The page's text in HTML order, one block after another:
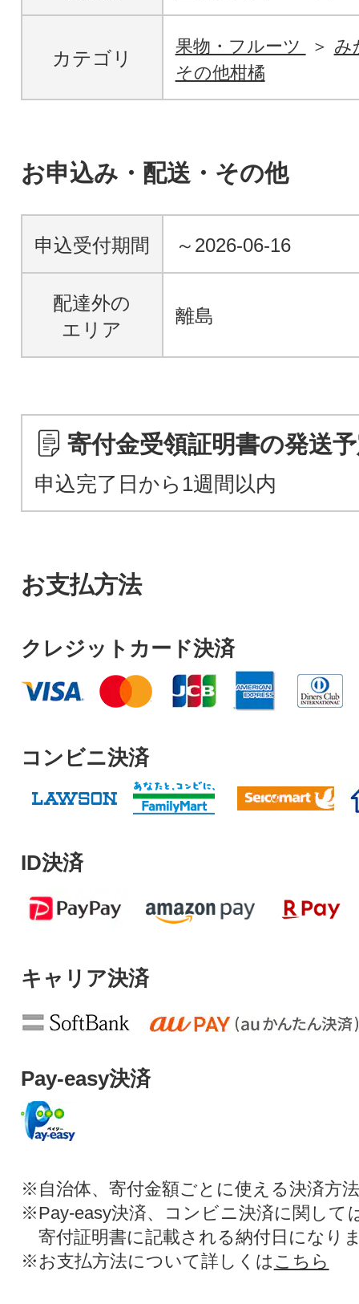
カテゴリ
果物・フルーツ
み
その他柑橘
お申込み・配送・その他
申込受付期間 ～2026-06-16
配達外の
エリア
離島
寄付金受領証明書の発送
申込完了日から1週間以内
お支払方法
クレジットカード決済
コンビニ決済
ID決済
キャリア決済
Pay-easy決済
※自治体、寄付金額ごとに使える決済方
※Pay-easy決済、コンビニ決済に関して
寄付証明書に記載される納付日になり
※お支払方法について詳しくは こちら